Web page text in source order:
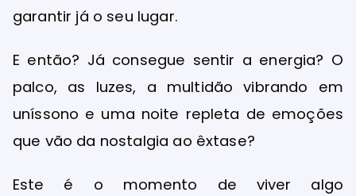
garantir já o seu lugar.
E então? Já consegue sentir a energia? O
palco, as luzes, a multidão vibrando em
uníssono e uma noite repleta de emoções
que vão da nostalgia ao êxtase?
Este é o momento de viver algo